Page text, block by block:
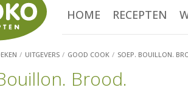
HOME RECEPTEN
UITGEVERS GOOD COOK SOEP. BOUILLON.
Brood.